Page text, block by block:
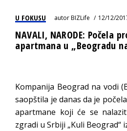
U FOKUSU autorBIZLife 12/12/
NAVALI, NARODE: Počela
apartmana u „Beogradu
Kompanija Beograd na vodi
saopštila je danas da je
apartmane koji će se
zgradi u Srbiji „Kuli Beograd“